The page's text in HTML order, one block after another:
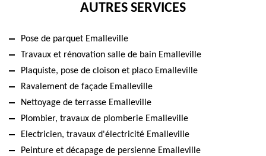
AUTRES SERVICES
Pose de parquet Emalleville
Travaux et rénovation salle de bain Emalleville
Plaquiste, pose de cloison et placo Emalleville
Ravalement de façade Emalleville
Nettoyage de terrasse Emalleville
Plombier, travaux de plomberie Emalleville
Electricien, travaux d'électricité Emalleville
Peinture et décapage de persienne Emalleville